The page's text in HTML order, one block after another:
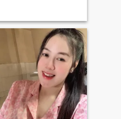
No rude, no obscene, no
sending.Inappropriate n